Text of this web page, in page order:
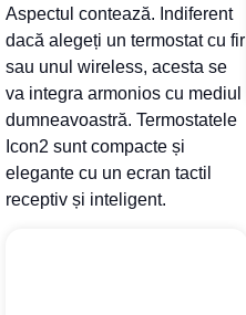
Aspectul contează. Indiferent
dacă alegeți un termostat cu fir
sau unul wireless, acesta se
va integra armonios cu mediul
dumneavoastră. Termostatele
Icon2 sunt compacte și
elegante cu un ecran tactil
receptiv și inteligent.